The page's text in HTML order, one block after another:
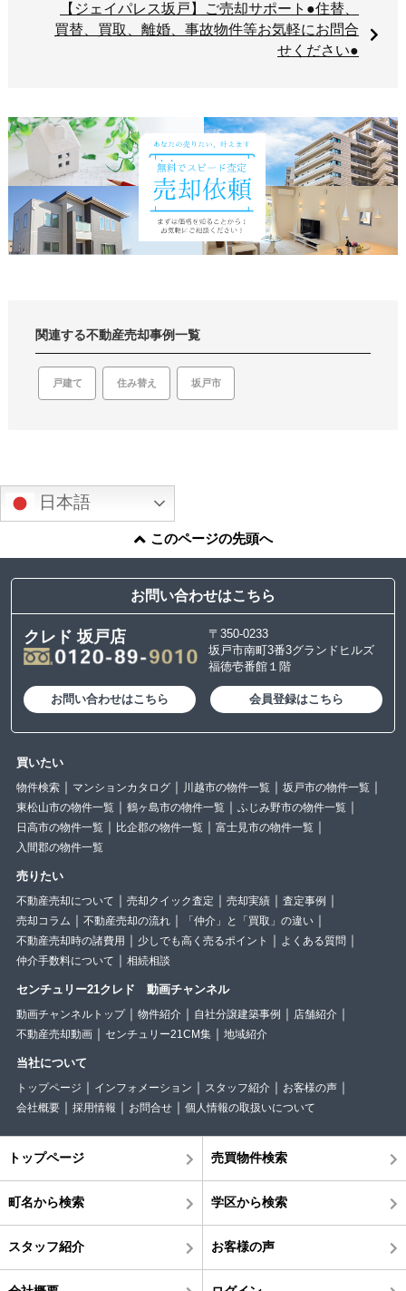
【ジェイパレス坂戸】ご売却サポート●住替、
買替、買取、離婚、事故物件等お気軽にお問合
せください●
関連する不動産売却事例一覧
戸建て 住み替え 坂戸市
日本語
このページの先頭へ
お問い合わせはこちら
クレド 坂戸店
〒350-0233
坂戸市南町3番3グランドヒルズ
福徳壱番館１階
お問い合わせはこちら 会員登録はこちら
買いたい
物件検索 マンションカタログ 川越市の物件一覧
坂戸市の物件一覧
東松山市の物件一覧
鶴ヶ島市の物件一覧
ふじみ野市の物件一覧
日高市の物件一覧
比企郡の物件一覧
富士見市の物件一覧
入間郡の物件一覧
売りたい
不動産売却について 売却クイック査定 売却実績
査定事例
売却コラム
不動産売却の流れ
「仲介」と「買取」の違い
不動産売却時の諸費用
少しでも高く売るポイント
よくある質問
仲介手数料について
相続相談
センチュリー21クレド 動画チャンネル
動画チャンネルトップ 物件紹介 自社分譲建築事例
店舗紹介
不動産売却動画
センチュリー21CM集 地域紹介
当社について
トップページ インフォメーション スタッフ紹介
お客様の声
会社概要
採用情報 お問合せ 個人情報の取扱いについて
トップページ 売買物件検索
町名から検索 学区から検索
スタッフ紹介 お客様の声